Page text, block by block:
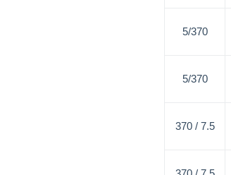
5/370
5/370
7.5 / 370